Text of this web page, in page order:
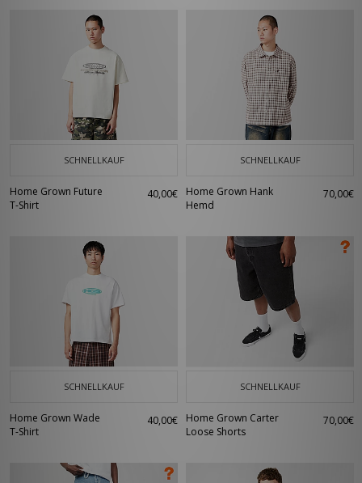
SCHNELLKAUF
Home Grown Future
T-Shirt
40,00€
SCHNELLKAUF
Home Grown Hank
Hemd
70,00€
SCHNELLKAUF
Home Grown Wade
T-Shirt
40,00€
SCHNELLKAUF
Home Grown Carter
Loose Shorts
70,00€